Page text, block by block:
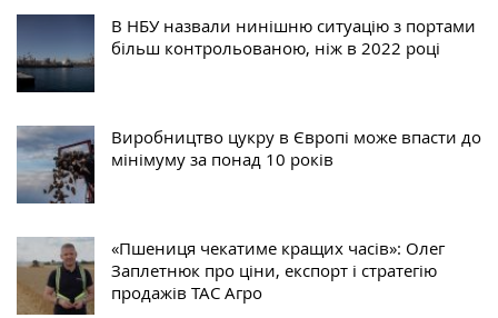
В НБУ назвали нинішню ситуацію з портами
більш контрольованою, ніж в 2022 році
Виробництво цукру в Європі може впасти до
мінімуму за понад 10 років
«Пшениця чекатиме кращих часів»: Олег
Заплетнюк про ціни, експорт і стратегію
продажів ТАС Агро